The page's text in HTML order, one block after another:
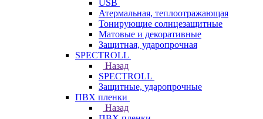
USB
Атермальная, теплоотражающая
Тонирующие солнцезащитные
Матовые и декоративные
Защитная, ударопрочная
SPECTROLL
Назад
SPECTROLL
Защитные, ударопрочные
ПВХ пленки
Назад